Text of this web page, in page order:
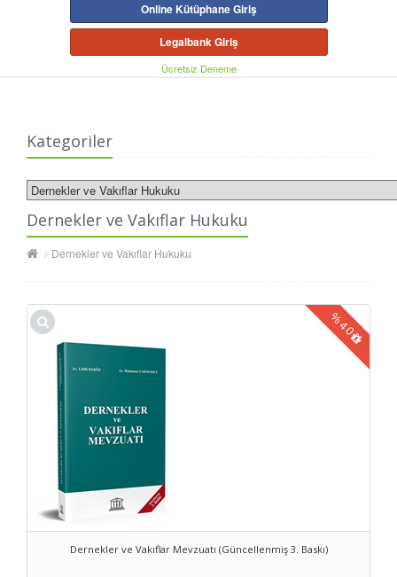
Online Kütüphane Giriş
Legalbank Giriş
Ücretsiz Deneme
Kategoriler
Dernekler ve Vakıflar Hukuku
Dernekler ve Vakıflar Hukuku
Dernekler ve Vakıflar Mevzuatı (Güncellenmiş 3. Baskı)
%40